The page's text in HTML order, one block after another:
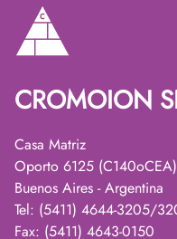
CROMOION
Casa Matriz
Oporto 6125 (C140oCEA)
Buenos Aires - Argentina
Tel: (5411) 4644-3205/
Fax: (5411) 4643-0150